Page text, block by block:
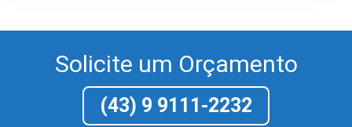
Solicite um Orçamento
(43) 9 9111-2232